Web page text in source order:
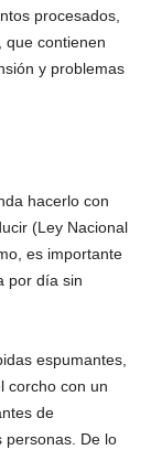
procesados,
que contienen
y problemas
hacerlo con
(Ley Nacional
es importante
por día sin
espumantes,
corcho con un
de
personas. De lo